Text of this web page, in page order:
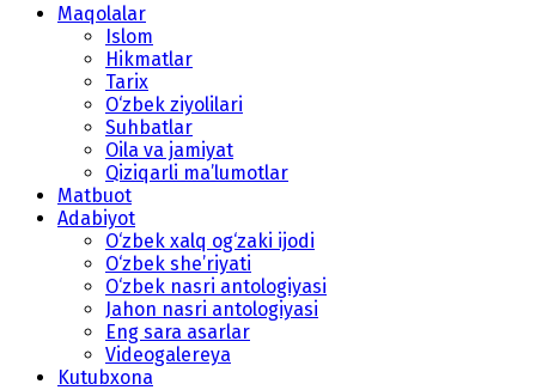
Maqolalar
Islom
Hikmatlar
Tarix
O‘zbek ziyolilari
Suhbatlar
Oila va jamiyat
Qiziqarli ma’lumotlar
Matbuot
Adabiyot
O‘zbek xalq og‘zaki ijodi
O‘zbek she’riyati
O‘zbek nasri antologiyasi
Jahon nasri antologiyasi
Eng sara asarlar
Videogalereya
Kutubxona